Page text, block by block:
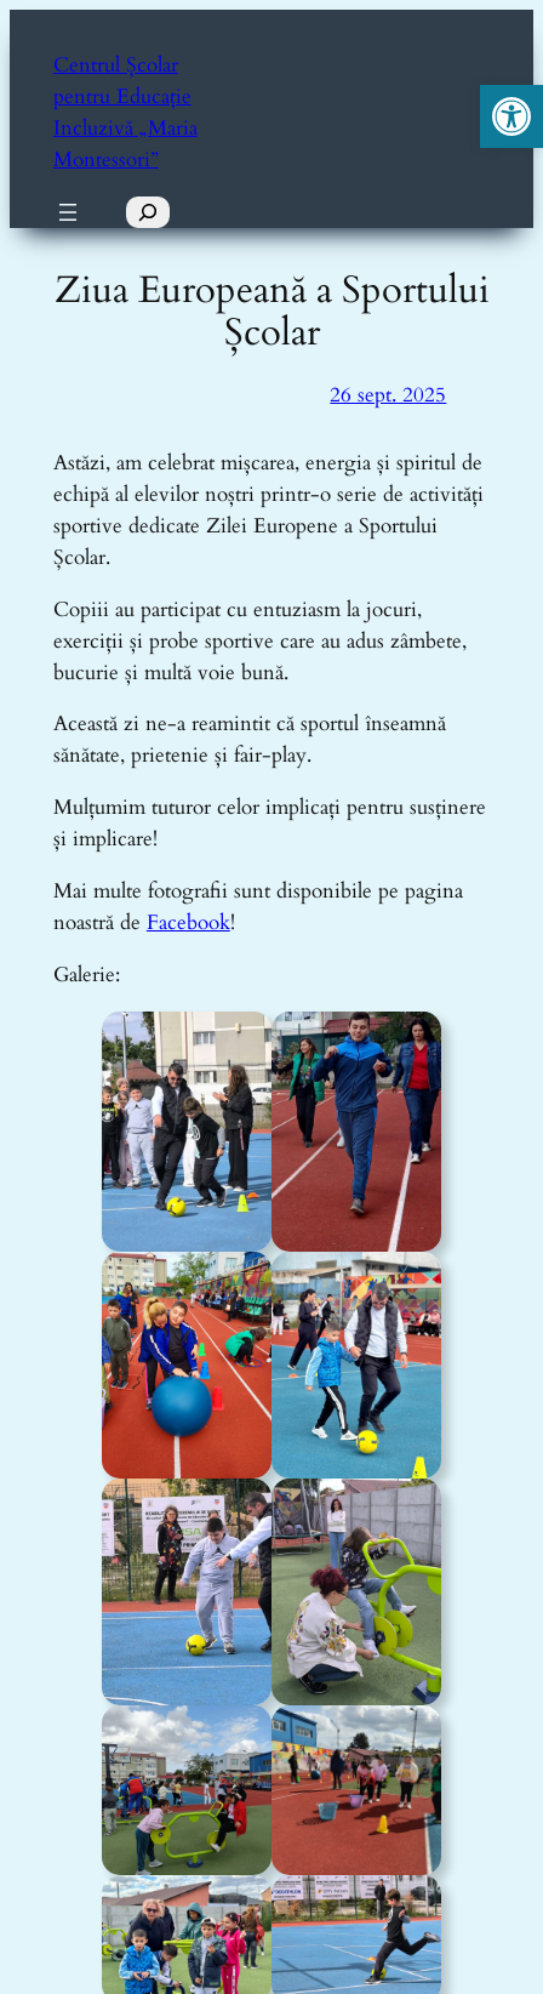
Deschide
conținut
Centrul Școlar
pentru Educație
Incluzivă „Maria
Montessori”
Caută
Ziua Europeană a Sportului
Școlar
26 sept. 2025
Astăzi, am celebrat mișcarea, energia și spiritul de
echipă al elevilor noștri printr-o serie de activități
sportive dedicate Zilei Europene a Sportului
Școlar.
Copiii au participat cu entuziasm la jocuri,
exerciții și probe sportive care au adus zâmbete,
bucurie și multă voie bună.
Această zi ne-a reamintit că sportul înseamnă
sănătate, prietenie și fair-play.
Mulțumim tuturor celor implicați pentru susținere
și implicare!
Mai multe fotografii sunt disponibile pe pagina
noastră de Facebook!
Galerie: